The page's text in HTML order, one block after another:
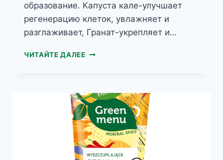
образование. Капуста кале-улучшает
регенерацию клеток, увлажняет и
разглаживает, Гранат-укрепляет и…
ЧИТАЙТЕ ДАЛЕЕGREEN
РАСТЯЖЕК
ПО
ТЕЛУ